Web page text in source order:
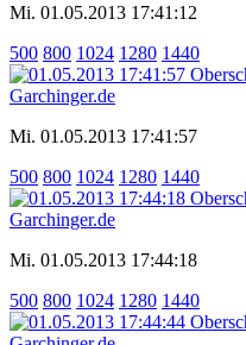
Mi. 01.05.2013 17:41:12
500 800 1024 1280 1440
Mi. 01.05.2013 17:41:57
500 800 1024 1280 1440
Mi. 01.05.2013 17:44:18
500 800 1024 1280 1440